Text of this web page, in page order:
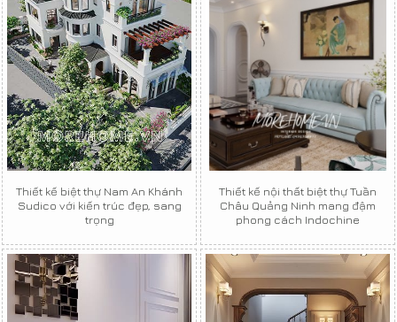
Thiết kế biệt thự Nam An Khánh
Sudico với kiến trúc đẹp, sang
trọng
Thiết kế nội thất biệt thự Tuần
Châu Quảng Ninh mang đậm
phong cách Indochine